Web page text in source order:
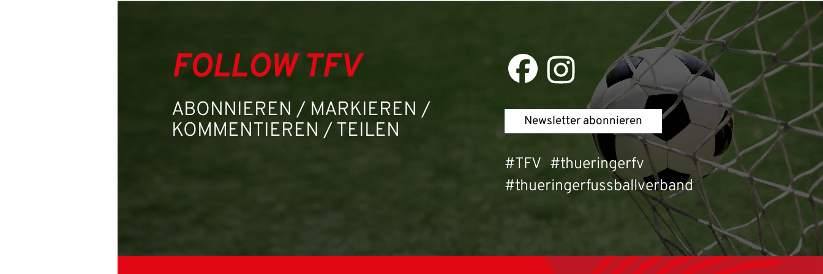
FOLLOW TFV
ABONNIEREN / MARKIEREN /
KOMMENTIEREN / TEILEN
Newsletter abonnieren
#TFV #thueringerfv
#thueringerfussballverband